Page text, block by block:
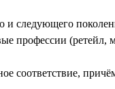
и следующего
профессии
соответствие,